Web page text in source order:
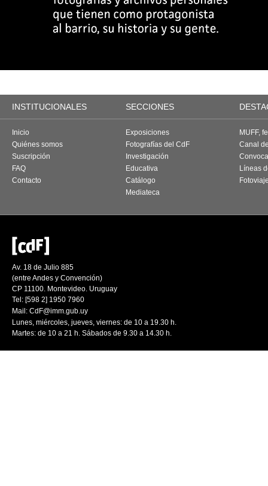
INSTITUCIONALES SECCIONES
Inicio
Quiénes somos
Suscripción
FAQ
Contacto
Exposiciones
Fotografías del CdF
Investigación
Educativa
Catálogo
Mediateca
MUFF,
Canal
Líneas
Av. 18 de Julio 885
(entre Andes y Convención)
CP 11100. Montevideo. Uruguay
Tel: [598 2] 1950 7960
Mail: CdF@imm.gub.uy
Lunes, miércoles, jueves, viernes: de 10 a 19.30 h.
Martes: de 10 a 21 h. Sábados de 9.30 a 14.30 h.